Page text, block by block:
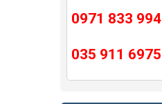
0971 833 994
035 911 6975